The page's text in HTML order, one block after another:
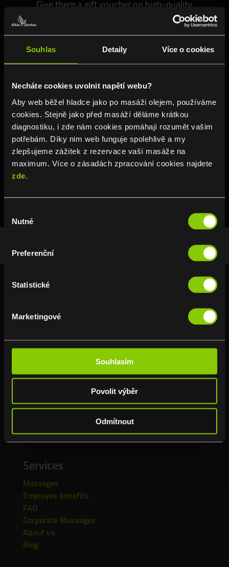
Souhlas Detaily Více o cookies
Necháte cookies uvolnit napětí webu?
Aby web běžel hladce jako po masáži olejem, používáme
cookies. Stejně jako před masáží děláme krátkou
diagnostiku, i zde nám cookies pomáhají rozumět vašim
potřebám. Díky nim web funguje spolehlivě a my
zlepšujeme zážitek z rezervace vaší masáže na
maximum. Více o zásadách zpracování cookies najdete
zde.
souhlasu
Nutné
Preferenční
Statistické
Marketingové
Souhlasím
Povolit výběr
Odmítnout
Give them a gift voucher on high-quality
Branches
We look forward to you! We are here for
you every day in any weather. Enjoy pain-
Eden’s Garden, s.r.o.
Podolska 1489/6a,
IČO: 01982966
+420 777 511 444
info@edensgarden.cz
Services
Massages
Employee benefits
FAQ
Corporate Massages
About us
Blog